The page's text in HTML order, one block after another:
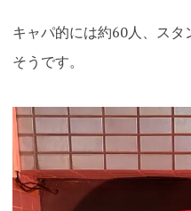
キャパ的には約60人、ス
そうです。